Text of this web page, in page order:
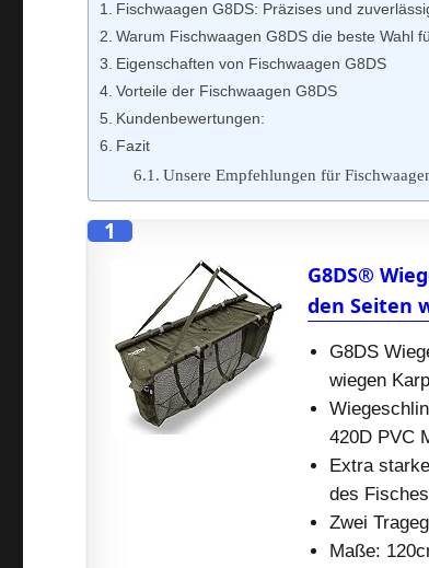
Fischwaagen G8DS: Präzises und
Warum Fischwaagen G8DS die beste Wahl
Eigenschaften von Fischwaagen G8DS
Vorteile der Fischwaagen G8DS
Kundenbewertungen:
Fazit
Unsere Empfehlungen für
1
G8DS®
den Seiten
G8DS
wiegen
420D PVC
Extra
des Fisches
Zwei
Maße: